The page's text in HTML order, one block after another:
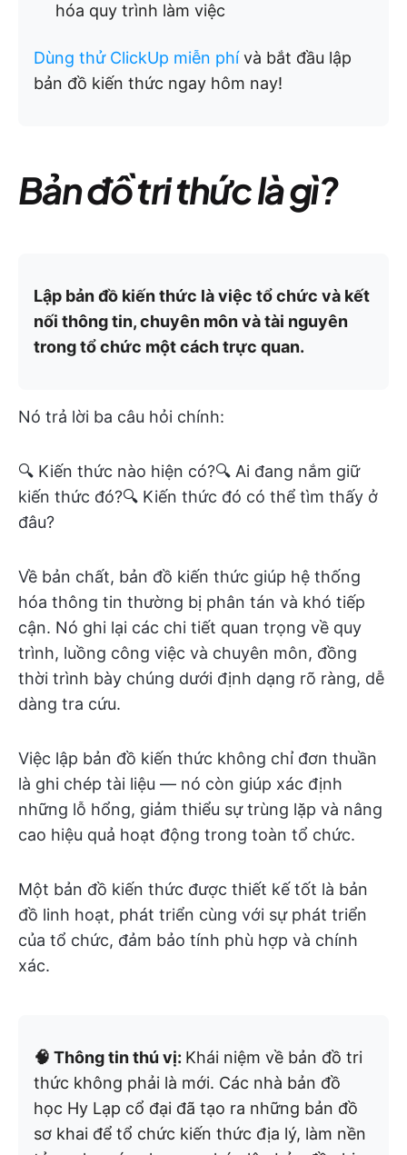
hóa quy trình làm việc
Dùng thử ClickUp miễn phívà bắt đầu lập
bản đồ kiến thức ngay hôm nay!
Bản đồ tri thức là gì?
Lập bản đồ kiến thức là việc tổ chức và kết
nối thông tin, chuyên môn và tài nguyên
trong tổ chức một cách trực quan.
Nó trả lời ba câu hỏi chính:
🔍 Kiến thức nào hiện có?🔍 Ai đang nắm giữ
kiến thức đó?🔍 Kiến thức đó có thể tìm thấy ở
đâu?
Về bản chất, bản đồ kiến thức giúp hệ thống
hóa thông tin thường bị phân tán và khó tiếp
cận. Nó ghi lại các chi tiết quan trọng về quy
trình, luồng công việc và chuyên môn, đồng
thời trình bày chúng dưới định dạng rõ ràng, dễ
dàng tra cứu.
Việc lập bản đồ kiến thức không chỉ đơn thuần
là ghi chép tài liệu — nó còn giúp xác định
những lỗ hổng, giảm thiểu sự trùng lặp và nâng
cao hiệu quả hoạt động trong toàn tổ chức.
Một bản đồ kiến thức được thiết kế tốt là bản
đồ linh hoạt, phát triển cùng với sự phát triển
của tổ chức, đảm bảo tính phù hợp và chính
xác.
🧠 Thông tin thú vị: Khái niệm về bản đồ tri
thức không phải là mới. Các nhà bản đồ
học Hy Lạp cổ đại đã tạo ra những bản đồ
sơ khai để tổ chức kiến thức địa lý, làm nền